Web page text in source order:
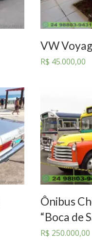
VW
R$ 45.000,00
Ônibus
“Boca de
R$ 250.000,00